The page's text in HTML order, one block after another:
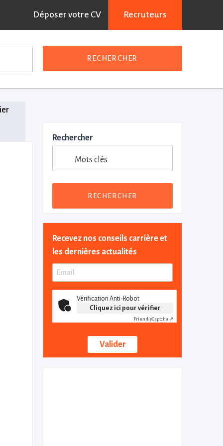
Déposer votre CV Recruteurs
RECHERCHER
Rechercher
Mots clés
RECHERCHER
Recevez nos conseils carrière et
les dernières actualités
Vérification Anti-Robot
Cliquez ici pour vérifier
FriendlyCaptcha ⇗